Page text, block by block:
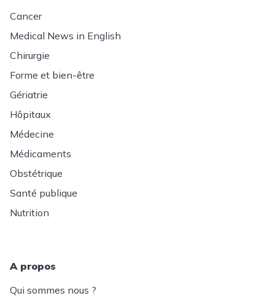
Cancer
Medical News in English
Chirurgie
Forme et bien-être
Gériatrie
Hôpitaux
Médecine
Médicaments
Obstétrique
Santé publique
Nutrition
A propos
Qui sommes nous ?